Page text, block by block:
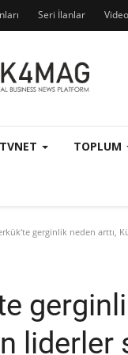
Seri İlanlar
TVNET TOPLUM
gerginlik neden arttı,
liderler